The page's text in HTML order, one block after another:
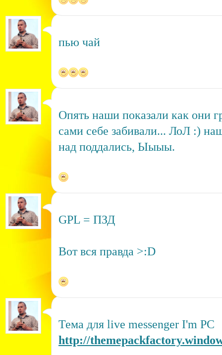
пью чай
Опять наши показали как они
сами себе забивали... ЛоЛ :)
над поддались, Ыыыы.
GPL = ПЗД
Вот вся правда >:D
Тема для live messenger I'm PC
http://